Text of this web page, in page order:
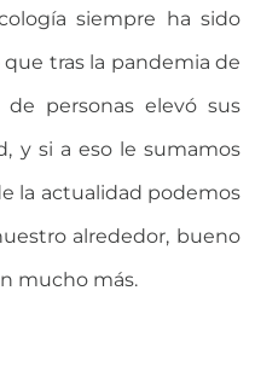
siempre ha sido
tras la pandemia de
de personas elevó sus
y si a eso le sumamos
la actualidad podemos
alrededor, bueno
mucho más.